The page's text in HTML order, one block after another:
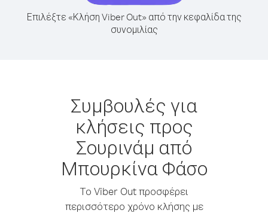
Επιλέξτε «Κλήση Viber Out» από την κεφαλίδα της
συνομιλίας
Συμβουλές για
κλήσεις προς
Σουρινάμ από
Μπουρκίνα Φάσο
Το Viber Out προσφέρει
περισσότερο χρόνο κλήσης με